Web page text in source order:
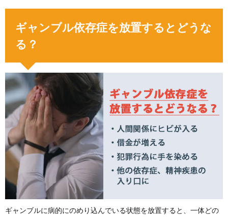
ギャンブル依存症を放置するとどうな
る？
ギャンブルに病的にのめり込んでいる状態を放置すると、一体どの